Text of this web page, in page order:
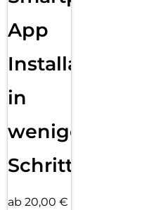
App
Installation
in
wenigen
Schritten
ab 20,00 €